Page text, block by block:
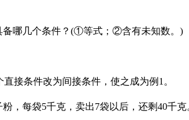
哪几个条件？(①等式；②含有未知数。)
接条件改为间接条件，使之成为例1。
，每袋5千克，卖出7袋以后，还剩40千